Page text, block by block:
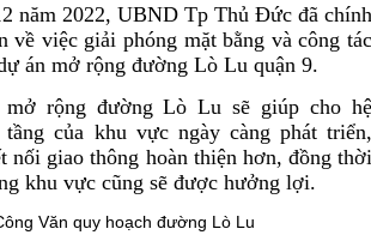
năm 2022, UBND Tp Thủ Đức đã
về việc giải phóng mặt bằng và công
án mở rộng đường Lò Lu quận 9.
mở rộng đường Lò Lu sẽ giúp cho
của khu vực ngày càng phát
nối giao thông hoàn thiện hơn, đồng
khu vực cũng sẽ được hưởng lợi.